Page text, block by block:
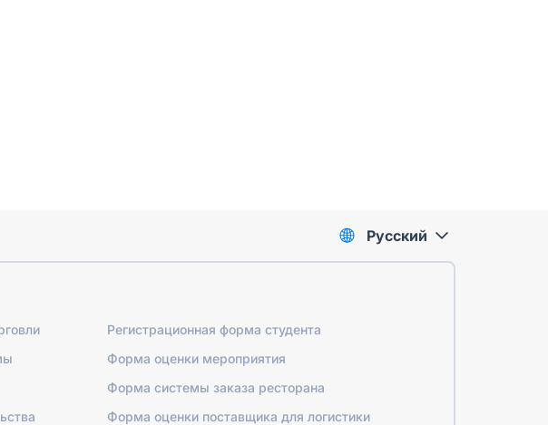
Регистрационная форма студента
Форма оценки мероприятия
Форма системы заказа ресторана
Форма оценки поставщика для логистики
Pусский